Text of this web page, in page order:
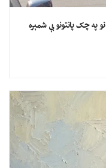
په چک پانتونو بې شمېره